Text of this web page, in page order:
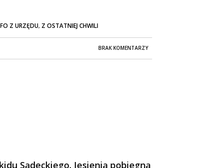
Z URZĘDU, Z OSTATNIEJ CHWILI
BRAK KOMENTARZY
Sądeckiego. Jesienią pobiegną